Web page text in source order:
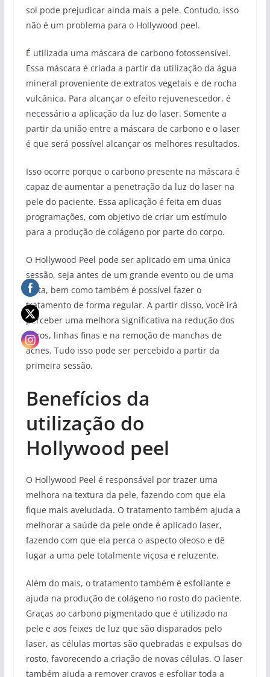
sol pode prejudicar ainda mais a pele. Contudo, isso
não é um problema para o Hollywood peel.
É utilizada uma máscara de carbono fotossensível.
Essa máscara é criada a partir da utilização da água
mineral proveniente de extratos vegetais e de rocha
vulcânica. Para alcançar o efeito rejuvenescedor, é
necessário a aplicação da luz do laser. Somente a
partir da união entre a máscara de carbono e o laser
é que será possível alcançar os melhores resultados.
Isso ocorre porque o carbono presente na máscara é
capaz de aumentar a penetração da luz do laser na
pele do paciente. Essa aplicação é feita em duas
programações, com objetivo de criar um estímulo
para a produção de colágeno por parte do corpo.
O Hollywood Peel pode ser aplicado em uma única
sessão, seja antes de um grande evento ou de uma
festa, bem como também é possível fazer o
tratamento de forma regular. A partir disso, você irá
perceber uma melhora significativa na redução dos
poros, linhas finas e na remoção de manchas de
acnes. Tudo isso pode ser percebido a partir da
primeira sessão.
Benefícios da
utilização do
Hollywood peel
O Hollywood Peel é responsável por trazer uma
melhora na textura da pele, fazendo com que ela
fique mais aveludada. O tratamento também ajuda a
melhorar a saúde da pele onde é aplicado laser,
fazendo com que ela perca o aspecto oleoso e dê
lugar a uma pele totalmente viçosa e reluzente.
Além do mais, o tratamento também é esfoliante e
ajuda na produção de colágeno no rosto do paciente.
Graças ao carbono pigmentado que é utilizado na
pele e aos feixes de luz que são disparados pelo
laser, as células mortas são quebradas e expulsas do
rosto, favorecendo a criação de novas células. O laser
também ajuda a remover cravos e esfoliar toda a